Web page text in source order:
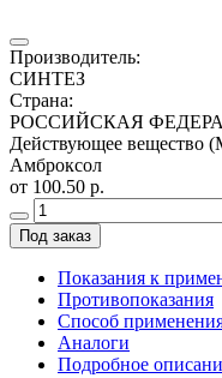
Производитель:
СИНТЕЗ
Страна:
РОССИЙСКАЯ
Действующее вещество
Амброксол
от 100.50 р.
Под заказ
Показания к
Противопоказания
Способ
Аналоги
Подробное